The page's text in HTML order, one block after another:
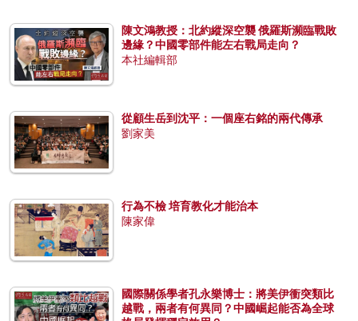
陳文鴻教授：北約縱深空襲 俄羅斯瀕臨戰敗
邊緣？中國零部件能左右戰局走向？
本社編輯部
從顧生岳到沈平：一個座右銘的兩代傳承
劉家美
行為不檢 培育教化才能治本
陳家偉
國際關係學者孔永樂博士：將美伊衝突類比
越戰，兩者有何異同？中國崛起能否為全球